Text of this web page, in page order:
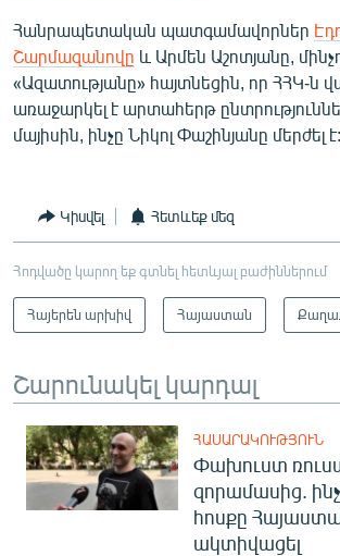
Հանրապետական պատգամավորներ
Շարմազանովը և Արմեն Աշոտյանը,
«Ազատությանը» հայտնեցին, որ ՀՀԿ-ն
առաջարկել է արտահերթ
մայիսին, ինչը Նիկոլ Փաշինյանը մերժել է:
Կիսվել Հետևեք մեզ
Հոդվածը կարող եք գտնել հետևյալ բաժիններում
Հայերեն արխիվ Հայաստան
Շարունակել կարդալ
ՀԱՍԱՐԱԿՈՒԹՅՈՒՆ
Փախուստ
զորամասից.
հոսքը
ակտիվացել